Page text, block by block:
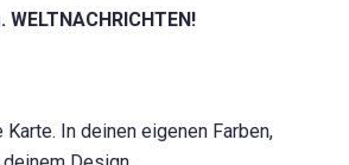
In deinen eigenen Farben,